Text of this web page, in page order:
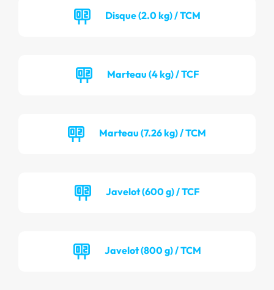
Disque (2.0 kg) / TCM
Marteau (4 kg) / TCF
Marteau (7.26 kg) / TCM
Javelot (600 g) / TCF
Javelot (800 g) / TCM